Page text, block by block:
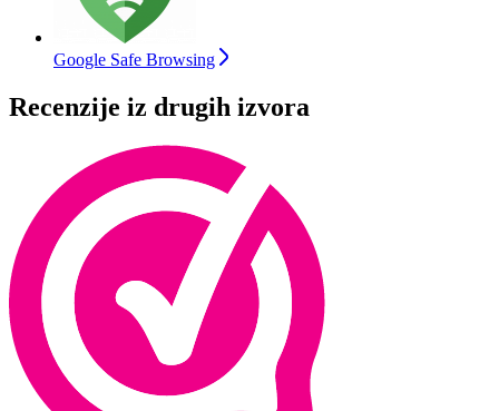
Google Safe Browsing
Recenzije iz drugih izvora